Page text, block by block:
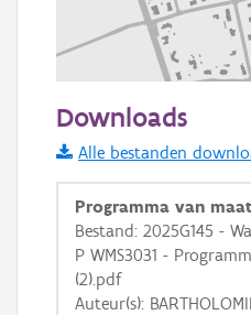
Informatie Vlaanderen
i
+ −
Downloads
Alle bestanden
Programma van
Bestand: 2025G145 -
P WMS3031 -
(2).pdf
Auteur(s):